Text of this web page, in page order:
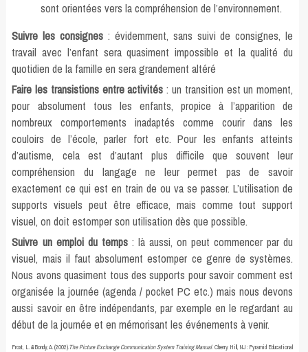
sont orientées vers la compréhension de l’environnement.
Suivre les consignes : évidemment, sans suivi de consignes, le
travail avec l’enfant sera quasiment impossible et la qualité du
quotidien de la famille en sera grandement altéré
Faire les transistions entre activités: un transition est un moment,
pour absolument tous les enfants, propice à l’apparition de
nombreux comportements inadaptés comme courir dans les
couloirs de l’école, parler fort etc. Pour les enfants atteints
d’autisme, cela est d’autant plus difficile que souvent leur
compréhension du langage ne leur permet pas de savoir
exactement ce qui est en train de ou va se passer. L’utilisation de
supports visuels peut être efficace, mais comme tout support
visuel, on doit estomper son utilisation dès que possible.
Suivre un emploi du temps : là aussi, on peut commencer par du
visuel, mais il faut absolument estomper ce genre de systèmes.
Nous avons quasiment tous des supports pour savoir comment est
organisée la journée (agenda / pocket PC etc.) mais nous devons
aussi savoir en être indépendants, par exemple en le regardant au
début de la journée et en mémorisant les événements à venir.
Frost, L. & Bondy, A. (2002).The Picture Exchange Communication System Training Manual. Cherry Hill, NJ : Pyramid Educational